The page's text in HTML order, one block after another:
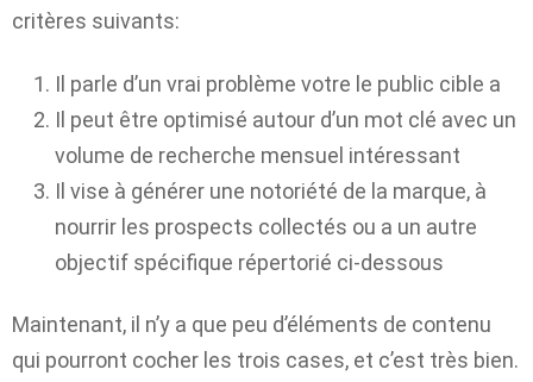
critères suivants:
Il parle d’un vrai problème votre le public cible a
Il peut être optimisé autour d’un mot clé avec un
volume de recherche mensuel intéressant
Il vise à générer une notoriété de la marque, à
nourrir les prospects collectés ou a un autre
objectif spécifique répertorié ci-dessous
Maintenant, il n’y a que peu d’éléments de contenu
qui pourront cocher les trois cases, et c’est très bien.